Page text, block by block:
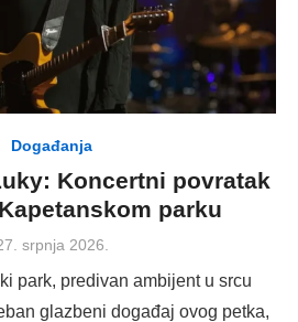
Događanja
Koncertni povratak
parku
srpnja 2026.
park, predivan ambijent u srcu
glazbeni događaj ovog petka,